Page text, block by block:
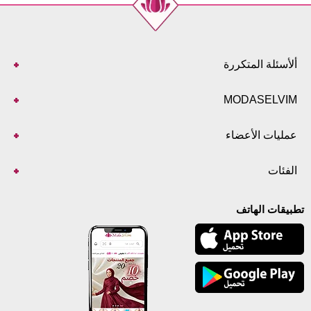
ألأسئلة المتكررة
MODASELVIM
عمليات الأعضاء
الفئات
تطبيقات الهاتف